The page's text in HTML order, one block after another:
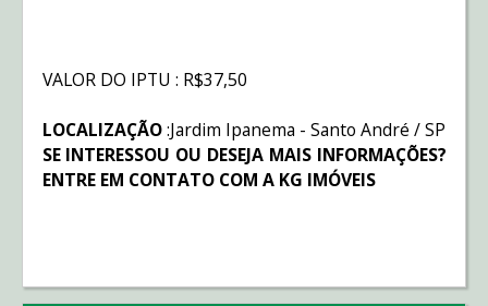
VALOR DO IPTU : R$37,50
LOCALIZAÇÃO:Jardim Ipanema - Santo André / SP
SE INTERESSOU OU DESEJA MAIS INFORMAÇÕES?
ENTRE EM CONTATO COM A KG IMÓVEIS